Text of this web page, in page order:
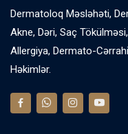
Dermatoloq Məsləhəti,
Akne, Dəri, Saç
Allergiya, Dermato-
Həkimlər.